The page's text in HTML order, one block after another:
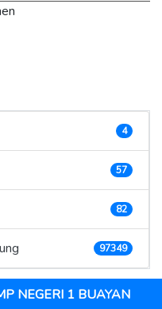
4
57
82
97349
NEGERI 1 BUAYAN